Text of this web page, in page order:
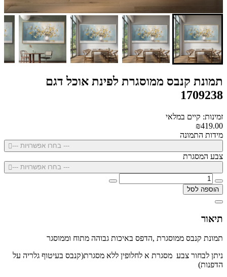
תמונת קנבס ממוסגרת לפינת אוכל דגם
1709238
זמינות: קיים במלאי
₪419.00
מידות התמונה
--- בחרו אפשרויות ---
צבע המסגרת
--- בחרו אפשרויות ---
הוספה לסל
תיאור
תמונת קנבס ממוסגרת ,הדפס באיכות גבוהה מתוח וממוסגר
ניתן לבחור צבע מסגרת א לחלופין ללא מסגרת(קנבס בעיטוף גלריה על
הדפנות)